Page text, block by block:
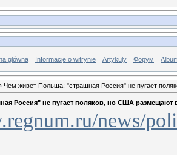
główna Informacje o witrynie Artykuły Форум
Чем живет Польша: "страшная Россия" не пугает
Россия" не пугает поляков, но США размещают
news/